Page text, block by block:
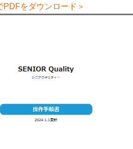
PDFをダウンロード＞